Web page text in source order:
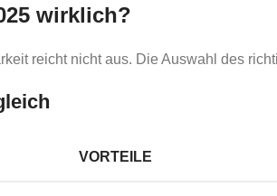
wirklich?
reicht nicht aus. Die Auswahl des
VORTEILE